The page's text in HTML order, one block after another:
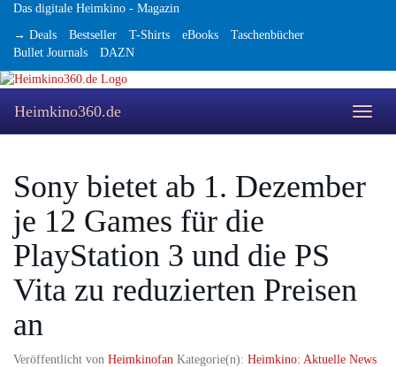
Skip
main
content
Das digitale Heimkino - Magazin
→ Deals
Bestseller T-Shirts eBooks
Taschenbücher
Bullet Journals
DAZN
Toggle
Heimkino360.de
Sony bietet ab 1. Dezember
je 12 Games für die
PlayStation 3 und die PS
Vita zu reduzierten Preisen
an
Veröffentlicht von Heimkinofan Kategorie(n): Heimkino: Aktuelle News